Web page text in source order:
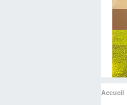
Accueil